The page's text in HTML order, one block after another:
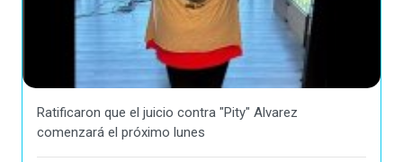
Ratificaron que el juicio contra "Pity" Alvarez
comenzará el próximo lunes